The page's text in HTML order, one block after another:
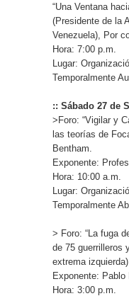
“Una Ventana
(Presidente de la
Venezuela), Por
Hora: 7:00 p.m.
Lugar:
Temporalmente
:: Sábado 27 de
>Foro: “Vigilar y
las teorías de
Bentham.
Exponente:
Hora: 10:00 a.m.
Lugar:
Temporalmente
> Foro: “La fuga
de 75 guerrilleros
extrema izquierda)
Exponente: Pablo
Hora: 3:00 p.m.